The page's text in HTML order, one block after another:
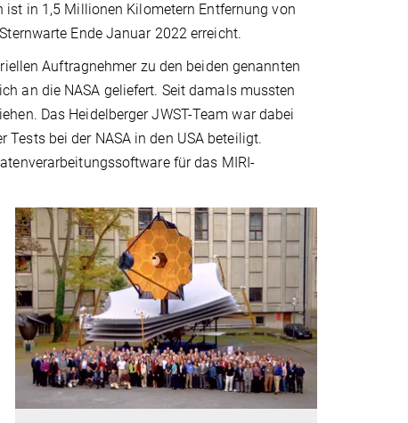
in 1,5 Millionen Kilometern Entfernung von
Ende Januar 2022 erreicht.
Auftragnehmer zu den beiden genannten
an die NASA geliefert. Seit damals mussten
Das Heidelberger JWST-Team war dabei
bei der NASA in den USA beteiligt.
für das MIRI-